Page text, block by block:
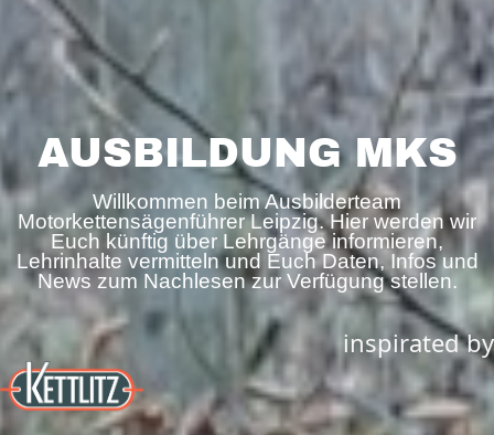
AUSBILDUNG MKS
Willkommen beim Ausbilderteam
Motorkettensägenführer Leipzig.Hier werden wir
Euch künftig über Lehrgänge informieren,
Lehrinhalte vermitteln und Euch Daten, Infos und
News zum Nachlesen zur Verfügung stellen.
inspirated by